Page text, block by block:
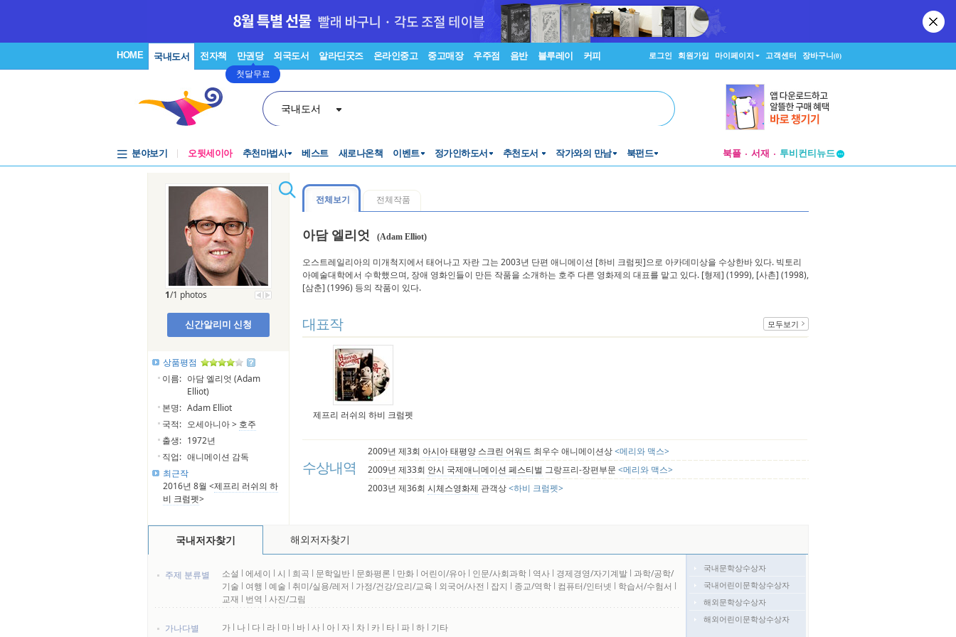
HOME 국내도서 전자책 만권당
첫달무료
외국도서 알라딘굿즈 온라인중고 중고매장 우주점 음반 블루레이 커피 로그인 회원가입 마이페이지 고객센터 장바구니(0)
국내도서
분야보기 오뒷세이아 추천마법사 베스트 새로나온책 이벤트 정가인하도서 추천도서 작가와의 만남 북펀드 북플 서재
투비컨티뉴드
1/1 photos
신간알리미 신청
상품평점
이름: 아담 엘리엇 (Adam
Elliot)
본명: Adam Elliot
국적: 오세아니아 > 호주
출생: 1972년
직업: 애니메이션 감독
최근작
2016년 8월 <제프리 러쉬의 하
비 크럼펫>
전체보기 전체작품
아담 엘리엇 (Adam Elliot)
오스트레일리아의 미개척지에서 태어나고 자란 그는 2003년 단편 애니메이션 [하비 크럼핏]으로 아카데미상을 수상한바 있다. 빅토리
아예술대학에서 수학했으며, 장애 영화인들이 만든 작품을 소개하는 호주 다른 영화제의 대표를 맡고 있다. [형제] (1999), [사촌] (1998),
[삼춘] (1996) 등의 작품이 있다.
대표작 모두보기
제프리 러쉬의 하비 크럼펫
수상내역
2009년 제3회 아시아 태평양 스크린 어워드 최우수 애니메이션상<메리와 맥스>
2009년 제33회 안시 국제애니메이션 페스티벌 그랑프리-장편부문 <메리와 맥스>
2003년 제36회 시체스영화제 관객상<하비 크럼펫>
국내저자찾기 해외저자찾기
주제 분류별 소설 l 에세이 l 시 l 희곡 l 문학일반 l 문화평론 l 만화 l 어린이/유아 l 인문/사회과학 l 역사 l 경제경영/자기계발 l 과학/공학/
기술 l 여행 l 예술 l 취미/실용/레저 l 가정/건강/요리/교육 l 외국어/사전 l 잡지 l 종교/역학 l 컴퓨터/인터넷 l 학습서/수험서 l
교재 l 번역 l 사진/그림
가나다별 가 l 나 l 다 l 라 l 마 l 바 l 사 l 아 l 자 l 차 l 카 l 타 l 파 l 하 l 기타
국내문학상수상자
국내어린이문학상수상자
해외문학상수상자
해외어린이문학상수상자